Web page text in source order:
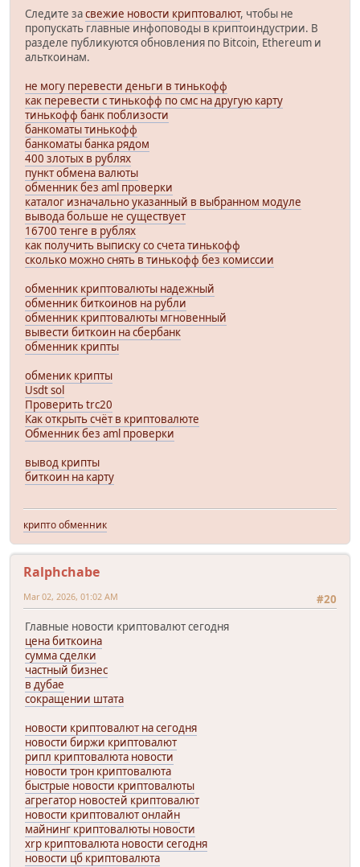
Следите засвежие новости криптовалют, чтобы не
пропускать главные инфоповоды в криптоиндустрии. В
разделе публикуются обновления по Bitcoin, Ethereum и
альткоинам.
не могу перевести деньги в тинькофф
как перевести с тинькофф по смс на другую карту
тинькофф банк поблизости
банкоматы тинькофф
банкоматы банка рядом
400 злотых в рублях
пункт обмена валюты
обменник без aml проверки
каталог изначально указанный в выбранном модуле
вывода больше не существует
16700 тенге в рублях
как получить выписку со счета тинькофф
сколько можно снять в тинькофф без комиссии
обменник криптовалюты надежный
обменник биткоинов на рубли
обменник криптовалюты мгновенный
вывести биткоин на сбербанк
обменник крипты
обменик крипты
Usdt sol
Проверить trc20
Как открыть счёт в криптовалюте
Обменник без aml проверки
вывод крипты
биткоин на карту
крипто обменник
Ralphchabe
#20
Mar 02, 2026, 01:02 AM
Главные новости криптовалют сегодня
цена биткоина
сумма сделки
частный бизнес
в дубае
сокращении штата
новости криптовалют на сегодня
новости биржи криптовалют
рипл криптовалюта новости
новости трон криптовалюта
быстрые новости криптовалюты
агрегатор новостей криптовалют
новости криптовалют онлайн
майнинг криптовалюты новости
xrp криптовалюта новости сегодня
новости цб криптовалюта